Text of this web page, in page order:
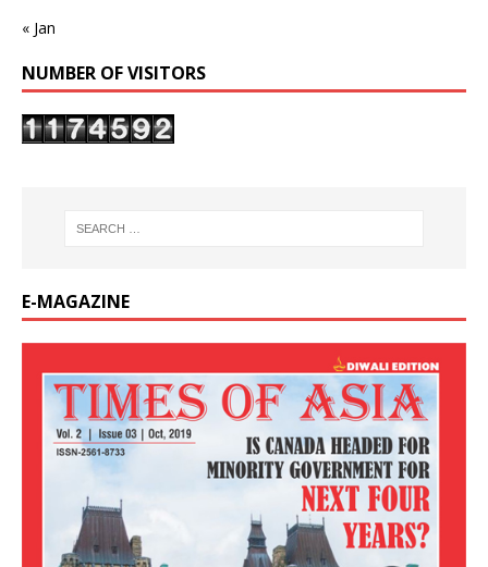
« Jan
NUMBER OF VISITORS
E-MAGAZINE